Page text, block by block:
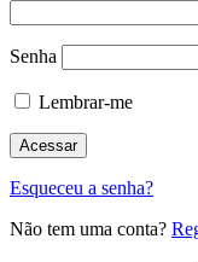
Senha
Lembrar-me
Esqueceu a senha?
Não tem uma conta?